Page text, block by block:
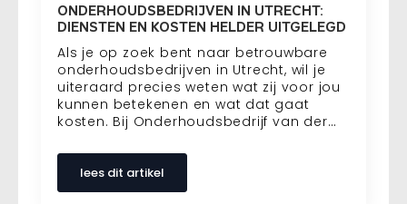
ONDERHOUDSBEDRIJVEN IN UTRECHT:
DIENSTEN EN KOSTEN HELDER UITGELEGD
Als je op zoek bent naar betrouwbare
onderhoudsbedrijven in Utrecht, wil je
uiteraard precies weten wat zij voor jou
kunnen betekenen en wat dat gaat
kosten. Bij Onderhoudsbedrijf van der…
lees dit artikel